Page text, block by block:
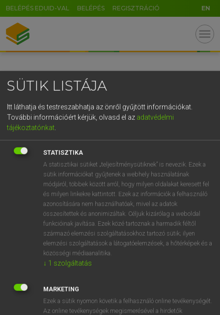
BELÉPÉS EDUID-VAL BELÉPÉS REGISZTRÁCIÓ EN
menu
OOOOPS!
SÜTIK LISTÁJA
Itt láthatja és testreszabhatja az önről gyűjtött információkat.
További információért kérjük, olvasd el az adatvédelmi
tájékoztatónkat
STATISZTIKA
A statisztikai sütiket „teljesítménysütiknek” is nevezik. Ezek a
sütik információkat gyűjtenek a webhely használatának
módjáról, többek között arról, hogy milyen oldalakat keresett fel
és milyen linkekre kattintott. Ezek az információk a felhasználó
azonosítására nem használhatóak, mivel az adatok
összesítettek és anonimizáltak. Céljuk kizárólag a weboldal
funkcióinak javítása. Ezek közé tartoznak a harmadik féltől
származó elemzési szolgáltatásokhoz tartozó sütik; ilyen
elemzési szolgáltatások a látogatóelemzések, a hőtérképek és a
közösségi médiaanalitika.
↓ 1 szolgáltatás
MARKETING
Ezek a sütik nyomon követik a felhasználó online tevékenységét.
Az online tevékenységek megismerésével a hirdetők
GR
5
g h k l
v b n m , . - AltGr